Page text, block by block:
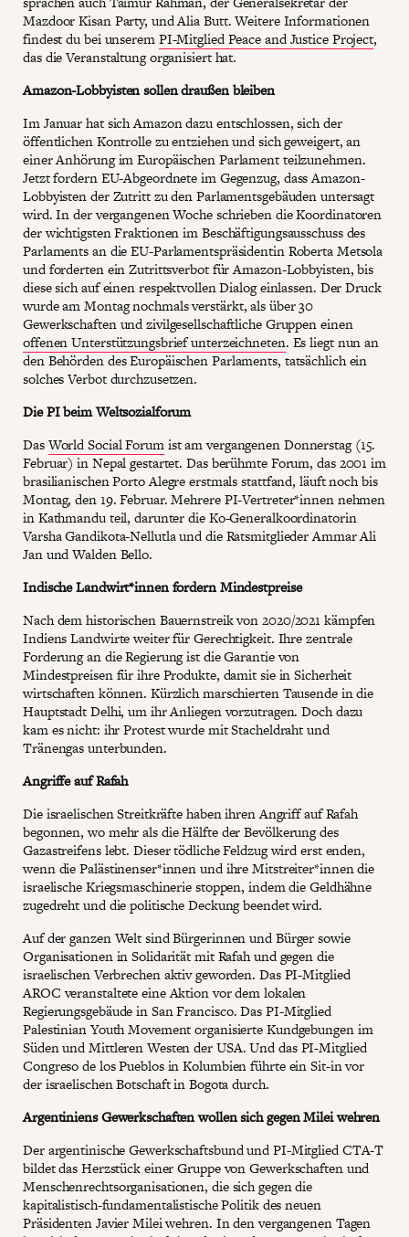
Mazdoor Kisan Party, und Alia Butt. Weitere Informationen
findest du bei unseremPI-Mitglied Peace and Justice Project,
das die Veranstaltung organisiert hat.
Amazon-Lobbyisten sollen draußen bleiben
Im Januar hat sich Amazon dazu entschlossen, sich der
öffentlichen Kontrolle zu entziehen und sich geweigert, an
einer Anhörung im Europäischen Parlament teilzunehmen.
Jetzt fordern EU-Abgeordnete im Gegenzug, dass Amazon-
Lobbyisten der Zutritt zu den Parlamentsgebäuden untersagt
wird. In der vergangenen Woche schrieben die Koordinatoren
der wichtigsten Fraktionen im Beschäftigungsausschuss des
Parlaments an die EU-Parlamentspräsidentin Roberta Metsola
und forderten ein Zutrittsverbot für Amazon-Lobbyisten, bis
diese sich auf einen respektvollen Dialog einlassen. Der Druck
wurde am Montag nochmals verstärkt, als über 30
Gewerkschaften und zivilgesellschaftliche Gruppen einen
offenen Unterstützungsbrief unterzeichneten. Es liegt nun an
den Behörden des Europäischen Parlaments, tatsächlich ein
solches Verbot durchzusetzen.
Die PI beim Weltsozialforum
DasWorld Social Forumist am vergangenen Donnerstag (15.
Februar) in Nepal gestartet. Das berühmte Forum, das 2001 im
brasilianischen Porto Alegre erstmals stattfand, läuft noch bis
Montag, den 19. Februar. Mehrere PI-Vertreter*innen nehmen
in Kathmandu teil, darunter die Ko-Generalkoordinatorin
Varsha Gandikota-Nellutla und die Ratsmitglieder Ammar Ali
Jan und Walden Bello.
Indische Landwirt*innen fordern Mindestpreise
Nach dem historischen Bauernstreik von 2020/2021 kämpfen
Indiens Landwirte weiter für Gerechtigkeit. Ihre zentrale
Forderung an die Regierung ist die Garantie von
Mindestpreisen für ihre Produkte, damit sie in Sicherheit
wirtschaften können. Kürzlich marschierten Tausende in die
Hauptstadt Delhi, um ihr Anliegen vorzutragen. Doch dazu
kam es nicht: ihr Protest wurde mit Stacheldraht und
Tränengas unterbunden.
Angriffe auf Rafah
Die israelischen Streitkräfte haben ihren Angriff auf Rafah
begonnen, wo mehr als die Hälfte der Bevölkerung des
Gazastreifens lebt. Dieser tödliche Feldzug wird erst enden,
wenn die Palästinenser*innen und ihre Mitstreiter*innen die
israelische Kriegsmaschinerie stoppen, indem die Geldhähne
zugedreht und die politische Deckung beendet wird.
Auf der ganzen Welt sind Bürgerinnen und Bürger sowie
Organisationen in Solidarität mit Rafah und gegen die
israelischen Verbrechen aktiv geworden. Das PI-Mitglied
AROC veranstaltete eine Aktion vor dem lokalen
Regierungsgebäude in San Francisco. Das PI-Mitglied
Palestinian Youth Movement organisierte Kundgebungen im
Süden und Mittleren Westen der USA. Und das PI-Mitglied
Congreso de los Pueblos in Kolumbien führte ein Sit-in vor
der israelischen Botschaft in Bogota durch.
Argentiniens Gewerkschaften wollen sich gegen Milei wehren
Der argentinische Gewerkschaftsbund und PI-Mitglied CTA-T
bildet das Herzstück einer Gruppe von Gewerkschaften und
Menschenrechtsorganisationen, die sich gegen die
kapitalistisch-fundamentalistische Politik des neuen
Präsidenten Javier Milei wehren. In den vergangenen Tagen